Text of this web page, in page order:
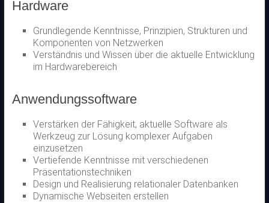
Hardware
Grundlegende Kenntnisse, Prinzipien, Strukturen und
Komponenten von Netzwerken
Verständnis und Wissen über die aktuelle Entwicklung
im Hardwarebereich
Anwendungssoftware
Verstärken der Fähigkeit, aktuelle Software als
Werkzeug zur Lösung komplexer Aufgaben
einzusetzen
Vertiefende Kenntnisse mit verschiedenen
Präsentationstechniken
Design und Realisierung relationaler Datenbanken
Dynamische Webseiten erstellen